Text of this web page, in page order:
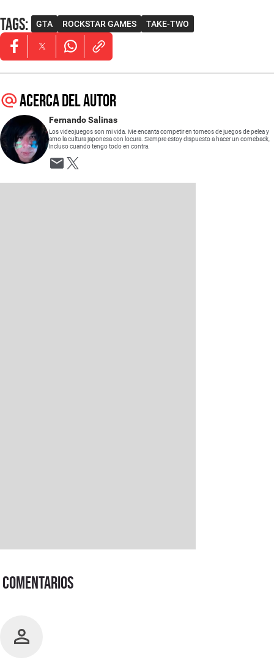
Tags: GTA ROCKSTAR GAMES TAKE-TWO
Opens in new window
Opens in new window
Opens in new window
Acerca del autor
Fernando Salinas
Los videojuegos son mi vida. Me encanta competir en torneos de juegos de pelea y
amo la cultura japonesa con locura. Siempre estoy dispuesto a hacer un comeback,
incluso cuando tengo todo en contra.
Opens in new window
Comentarios